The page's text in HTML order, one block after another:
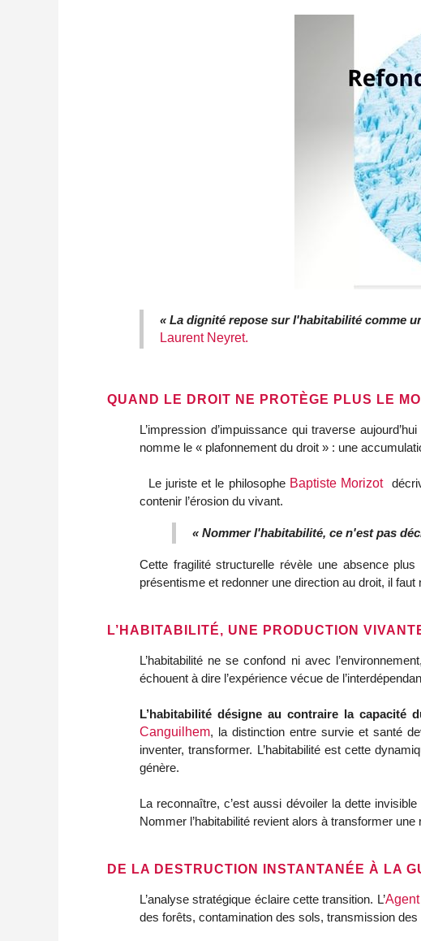
« La dignité repose sur l'habitabilité comme
Laurent Neyret.
QUAND LE DROIT NE PROTÈGE PLUS LE
L’impression d’impuissance qui traverse
nomme le « plafonnement du droit » : une
  Le juriste et le philosophe
Baptiste Morizot
contenir l’érosion du vivant.
« Nommer l'habitabilité, ce n'est pas
Cette fragilité structurelle révèle une absence plus
présentisme et redonner une direction au droit, il
L’HABITABILITÉ, UNE PRODUCTION
L’habitabilité ne se confond ni avec
échouent à dire l’expérience vécue de
L’habitabilité désigne au contraire la capacité
Canguilhem, la distinction entre survie et santé
inventer, transformer. L’habitabilité est cette
génère.
La reconnaître, c’est aussi dévoiler la dette
Nommer l’habitabilité revient alors à transformer
DE LA DESTRUCTION INSTANTANÉE À LA
L’analyse stratégique éclaire cette transition. L’
des forêts, contamination des sols, transmission